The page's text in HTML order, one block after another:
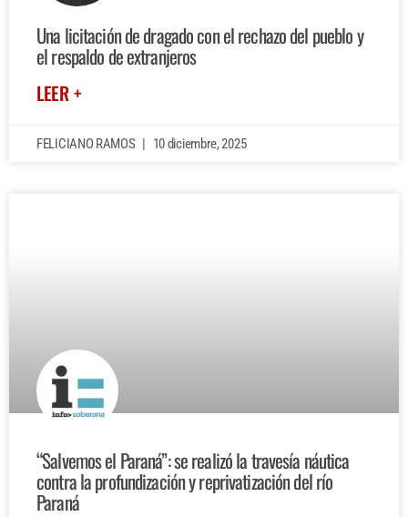
Una licitación de dragado con el rechazo del pueblo y
el respaldo de extranjeros
LEER +
FELICIANO RAMOS 10 diciembre, 2025
“Salvemos el Paraná”: se realizó la travesía náutica
contra la profundización y reprivatización del río
Paraná